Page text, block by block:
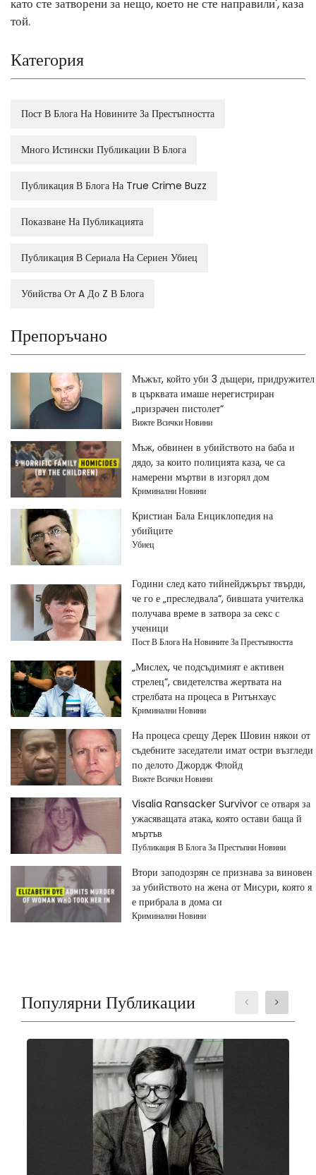
като сте затворени за нещо, което не сте направили', каза
той.
Категория
Пост В Блога На Новините За Престъпността
Много Истински Публикации В Блога
Публикация В Блога На True Crime Buzz
Показване На Публикацията
Публикация В Сериала На Сериен Убиец
Убийства От A До Z В Блога
Препоръчано
Мъжът, който уби 3 дъщери, придружител
в църквата имаше нерегистриран
„призрачен пистолет“
Вижте Всички Новини
Мъж, обвинен в убийството на баба и
дядо, за които полицията каза, че са
намерени мъртви в изгорял дом
Криминални Новини
Кристиан Бала Енциклопедия на
убийците
Убиец
Години след като тийнейджърът твърди,
че го е „преследвала“, бившата учителка
получава време в затвора за секс с
ученици
Пост В Блога На Новините За Престъпността
„Мислех, че подсъдимият е активен
стрелец“, свидетелства жертвата на
стрелбата на процеса в Ритънхаус
Криминални Новини
На процеса срещу Дерек Шовин някои от
съдебните заседатели имат остри възгледи
по делото Джордж Флойд
Вижте Всички Новини
Visalia Ransacker Survivor се отваря за
ужасяващата атака, която остави баща й
мъртъв
Публикация В Блога За Престъпни Новини
Втори заподозрян се признава за виновен
за убийството на жена от Мисури, която я
е прибрала в дома си
Криминални Новини
Популярни Публикации